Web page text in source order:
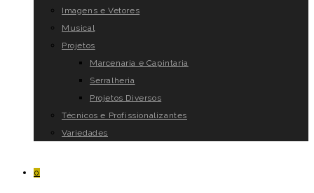
Imagens e Vetores
Musical
Projetos
Marcenaria e Capintaria
Serralheria
Projetos Diversos
Técnicos e Profissionalizantes
Variedades
0